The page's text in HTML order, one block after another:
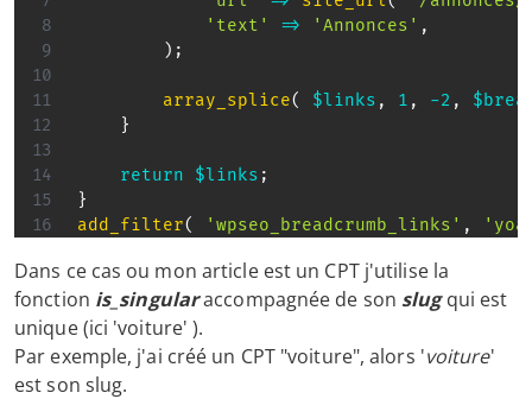
'text'
=> 'Annonces' ,
) ;
array_splice( $links , 1 , -2 ,
}
return $links ;
}
add_filter( 'wpseo_breadcrumb_links' ,
Dans ce cas ou mon article est un CPT j'utilise la
fonction is_singularaccompagnée de son slugqui est
unique (ici 'voiture' ).
Par exemple, j'ai créé un CPT "voiture", alors 'voiture'
est son slug.